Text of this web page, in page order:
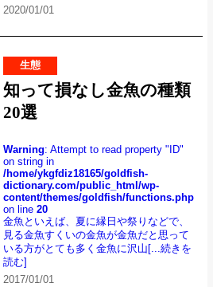
2020/01/01
生態
知って損なし金魚の種類
20選
Warning: Attempt to read property "ID"
on string in
/home/ykgfdiz18165/goldfish-
dictionary.com/public_html/wp-
content/themes/goldfish/functions.php
on line20
金魚といえば、夏に縁日や祭りなどで、
見る金魚すくいの金魚が金魚だと思って
いる方がとても多く金魚に沢山 [...続きを
読む]
2017/01/01